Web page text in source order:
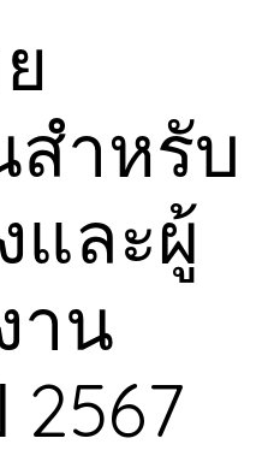
สำหรับ
และผู้
าน